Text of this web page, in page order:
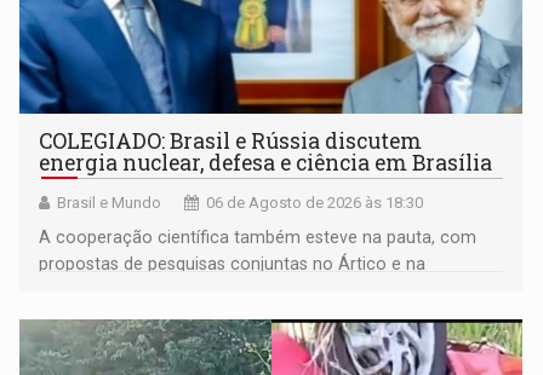
COLEGIADO: Brasil e Rússia discutem
energia nuclear, defesa e ciência em Brasília
Brasil e Mundo 06 de Agosto de 2026 às 18:30
A cooperação científica também esteve na pauta, com
propostas de pesquisas conjuntas no Ártico e na